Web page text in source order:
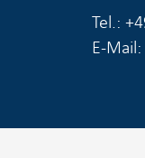
Tel.:
E-